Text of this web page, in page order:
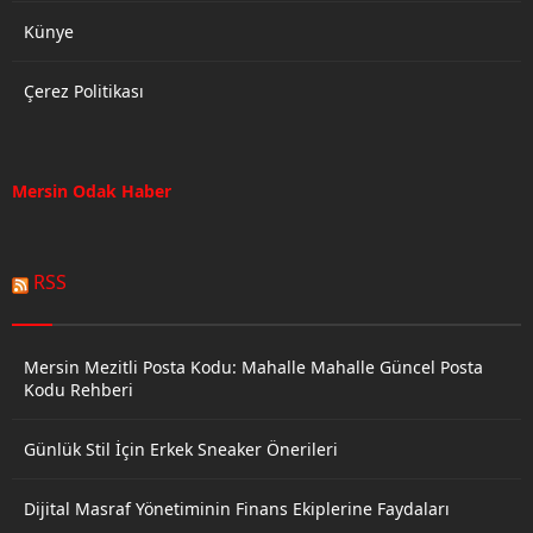
Künye
Çerez Politikası
Mersin Odak Haber
RSS
Mersin Mezitli Posta Kodu: Mahalle Mahalle Güncel Posta
Kodu Rehberi
Günlük Stil İçin Erkek Sneaker Önerileri
Dijital Masraf Yönetiminin Finans Ekiplerine Faydaları